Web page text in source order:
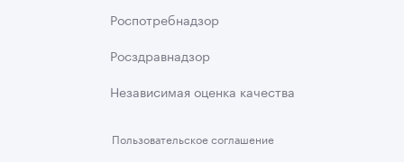
Пользовательскоесоглашение
Роспотребнадзор
Росздравнадзор
Независимая оценка качества